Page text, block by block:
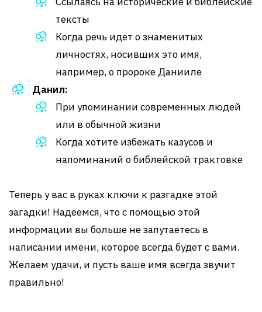
тексты
Когда речь идет о знаменитых
личностях, носивших это имя,
например, о пророке Данииле
Данил:
При упоминании современных людей
или в обычной жизни
Когда хотите избежать казусов и
напоминаний о библейской трактовке
Теперь у вас в руках ключи к разгадке этой
загадки! Надеемся, что с помощью этой
информации вы больше не запутаетесь в
написании имени, которое всегда будет с вами.
Желаем удачи, и пусть ваше имя всегда звучит
правильно!